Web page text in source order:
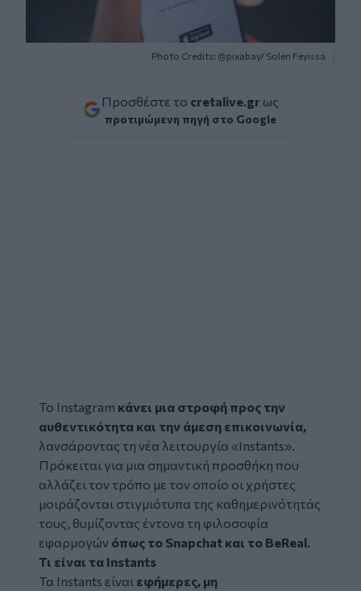
Photo Credits: @pixabay/ Solen Feyissa
Προσθέστε το cretalive.gr ως
προτιμώμενη πηγή στο Google
Το Instagram κάνει μια στροφή προς την
αυθεντικότητα και την άμεση επικοινωνία,
λανσάροντας τη νέα λειτουργία «Instants».
Πρόκειται για μια σημαντική προσθήκη που
αλλάζει τον τρόπο με τον οποίο οι χρήστες
μοιράζονται στιγμιότυπα της καθημερινότητάς
τους, θυμίζοντας έντονα τη φιλοσοφία
εφαρμογών όπως το Snapchat και το BeReal.
Τι είναι τα Instants
Τα Instants είναι εφήμερες, μη